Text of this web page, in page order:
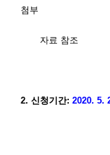
첨부
자료 참조
2. 신청기간: 2020. 5.